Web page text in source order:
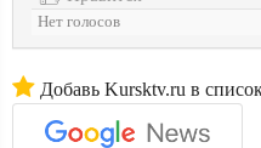
Нет голосов
Добавь Kursktv.ru в